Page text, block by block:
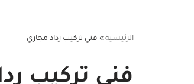
الرئيسية » فني تركيب رداد مجاري
فني تركيب